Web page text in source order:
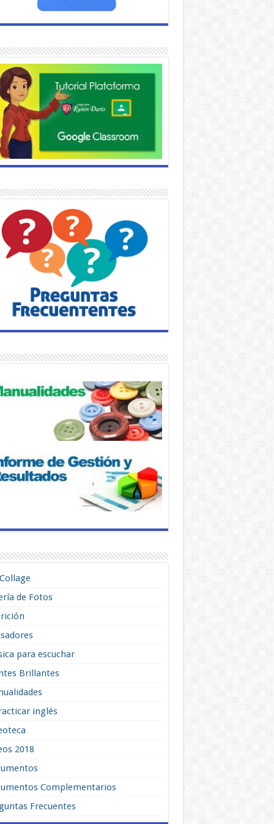
de Fotos
para escuchar
Brillantes
inglés
2018
Complementarios
Frecuentes